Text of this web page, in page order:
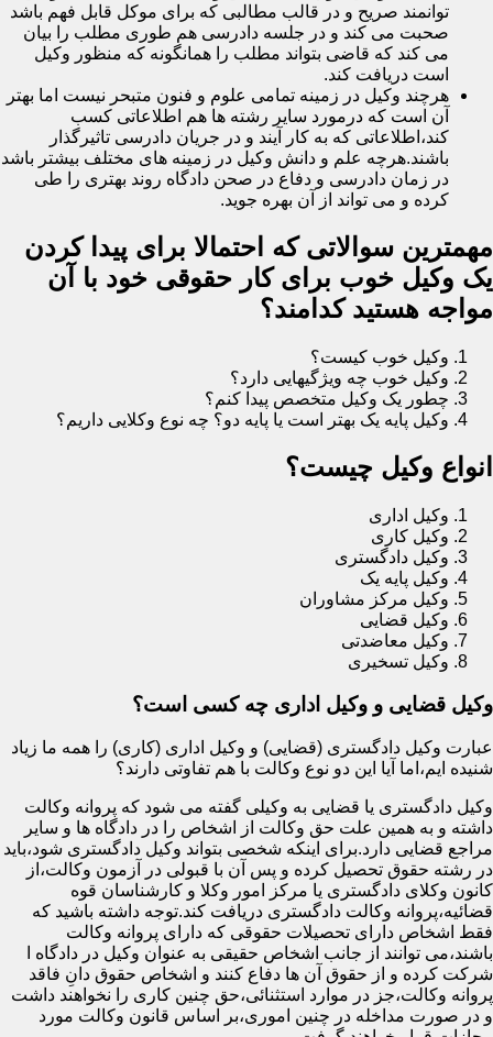
توانمند صریح و در قالب مطالبی که برای موکل قابل فهم باشد
صحبت می کند و در جلسه دادرسی هم طوری مطلب را بیان
می کند که قاضی بتواند مطلب را همانگونه که منظور وکیل
است دریافت کند.
هرچند وکیل در زمینه تمامی علوم و فنون متبحر نیست اما بهتر
آن است که درمورد سایر رشته ها هم اطلاعاتی کسب
کند،اطلاعاتی که به کار آیند و در جریان دادرسی تاثیرگذار
باشند.هرچه علم و دانش وکیل در زمینه های مختلف بیشتر باشد
در زمان دادرسی و دفاع در صحن دادگاه روند بهتری را طی
کرده و می تواند از آن بهره جوید.
مهمترین سوالاتی که احتمالا برای پیدا کردن
یک وکیل خوب برای کار حقوقی خود با آن
مواجه هستید کدامند؟
وکیل خوب کیست؟
وکیل خوب چه ویژگیهایی دارد؟
چطور یک وکیل متخصص پیدا کنم؟
وکیل پایه یک بهتر است یا پایه دو؟ چه نوع وکلایی داریم؟
انواع وکیل چیست؟
وکیل اداری
وکیل کاری
وکیل دادگستری
وکیل پایه یک
وکیل مرکز مشاوران
وکیل قضایی
وکیل معاضدتی
وکیل تسخیری
وکیل قضایی و وکیل اداری چه کسی است؟
عبارت وکیل دادگستری (قضایی) و وکیل اداری (کاری) را همه ما زیاد
شنیده ایم،اما آیا این دو نوع وکالت با هم تفاوتی دارند؟
وکیل دادگستری یا قضایی به وکیلی گفته می شود که پروانه وکالت
داشته و به همین علت حق وکالت از اشخاص را در دادگاه ها و سایر
مراجع قضایی دارد.برای اینکه شخصی بتواند وکیل دادگستری شود،باید
در رشته حقوق تحصیل کرده و پس آن با قبولی در آزمون وکالت،از
کانون وکلای دادگستری یا مرکز امور وکلا و کارشناسان قوه
قضائیه،پروانه وکالت دادگستری دریافت کند.توجه داشته باشید که
فقط اشخاص دارای تحصیلات حقوقی که دارای پروانه وکالت
باشند،می توانند از جانب اشخاص حقیقی به عنوان وکیل در دادگاه ا
شرکت کرده و از حقوق آن ها دفاع کنند و اشخاص حقوق دانِ فاقد
پروانه وکالت،جز در موارد استثنائی،حق چنین کاری را نخواهند داشت
و در صورت مداخله در چنین اموری،بر اساس قانون وکالت مورد